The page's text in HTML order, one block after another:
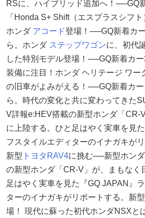
RSに、ハイブリッド追加へ！──GQ
「Honda S+ Shift（エスプラスシフ
ホンダ アコード登場！──GQ新着カ
ら。ホンダ ステップワゴンに、初代
した特別モデル登場！──GQ新着カ
装備に注目！ホンダ ヘリテージ ワー
の旧車がよみがえる！──GQ新着カ
ら。時代の変化と共に変わってきた
V詳報e:HEV搭載の新型ホンダ「CR-
に上陸する。ひと足はやく実車を見
フスタイルエディターのイナガキが
新型 トヨタ RAV4に挑む──新型ホン
の新型ホンダ「CR-V」が、まもなく
足はやく実車を見た『GQ JAPAN』
ターのイナガキがリポートする。新
場！ 現代に蘇った初代ホンダNSXと